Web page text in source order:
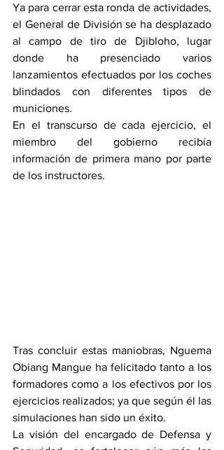
Ya para cerrar esta ronda de actividades,
el General de División se ha desplazado
al campo de tiro de Djibloho, lugar
donde ha presenciado varios
lanzamientos efectuados por los coches
blindados con diferentes tipos de
municiones.
En el transcurso de cada ejercicio, el
miembro del gobierno recibía
información de primera mano por parte
de los instructores.
Tras concluir estas maniobras, Nguema
Obiang Mangue ha felicitado tanto a los
formadores como a los efectivos por los
ejercicios realizados; ya que según él las
simulaciones han sido un éxito.
La visión del encargado de Defensa y